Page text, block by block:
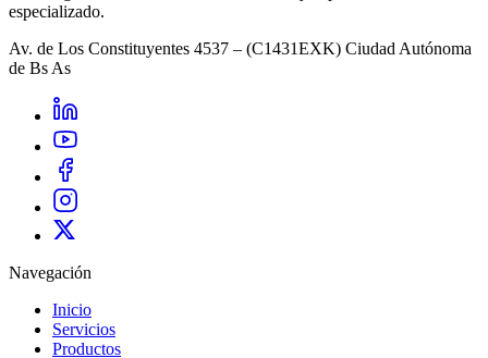
especializado.
Av. de Los Constituyentes 4537 – (C1431EXK) Ciudad Autónoma
de Bs As
Navegación
Inicio
Servicios
Productos